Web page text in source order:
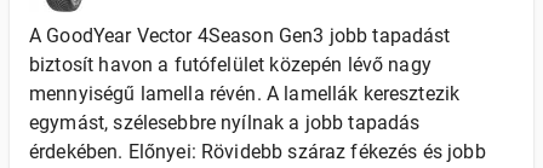
A GoodYear Vector 4Season Gen3 jobb tapadást
biztosít havon a futófelület közepén lévő nagy
mennyiségű lamella révén. A lamellák keresztezik
egymást, szélesebbre nyílnak a jobb tapadás
érdekében. Előnyei: Rövidebb száraz fékezés és jobb